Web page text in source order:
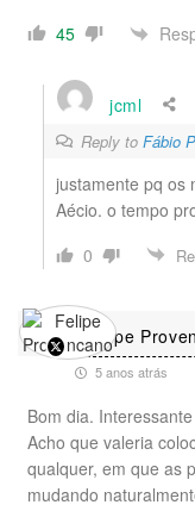
45
jcml
Reply to Fábio
justamente pq os
Aécio. o tempo
0
Felipe
5 anos atrás
Bom dia.
Acho que valeria
qualquer, em que as
mudando